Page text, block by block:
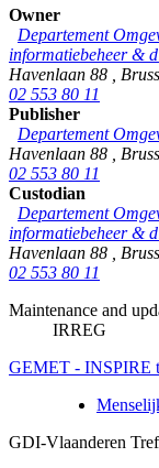
Owner
Departement
informatiebeheer &
Havenlaan 88
02 553 80 11
Publisher
Departement
Havenlaan 88
02 553 80 11
Custodian
Departement
informatiebeheer &
Havenlaan 88
02 553 80 11
Maintenance and
IRREG
GEMET - INSPIRE
GDI-Vlaanderen